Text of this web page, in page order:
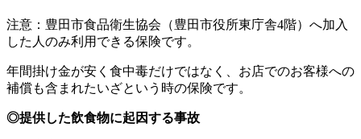
注意：豊田市食品衛生協会（豊田市役所東庁舎4階）へ加入
した人のみ利用できる保険です。
年間掛け金が安く食中毒だけではなく、お店でのお客様への
補償も含まれたいざという時の保険です。
◎提供した飲食物に起因する事故